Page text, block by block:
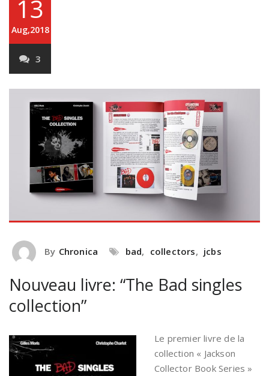
13
Aug,2018
3
By Chronica bad, collectors, jcbs
Nouveau livre: “The Bad singles
collection”
Le premier livre de la
collection « Jackson
Collector Book Series »